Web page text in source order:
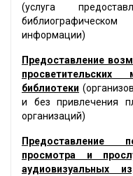
(услуга
информации)
Предоставление
библиотеки
и без привлечения
организаций)
Предоставление
просмотра и